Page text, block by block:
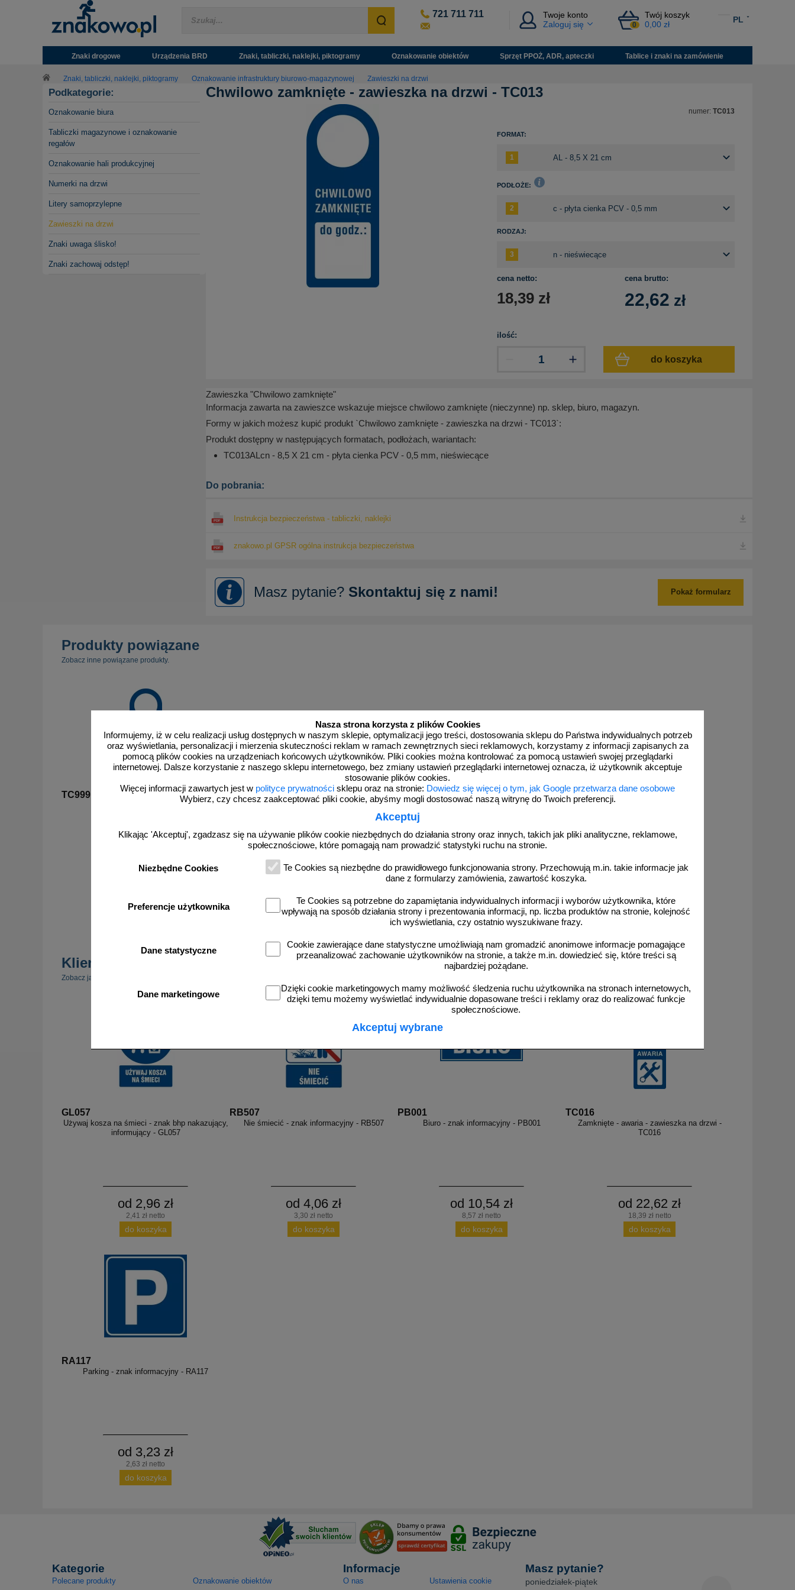
Nasza strona korzysta z plików Cookies
Informujemy, iż w celu realizacji usług dostępnych w naszym sklepie, optymalizacji jego treści, dostosowania sklepu do Państwa indywidualnych potrzeb
oraz wyświetlania, personalizacji i mierzenia skuteczności reklam w ramach zewnętrznych sieci reklamowych, korzystamy z informacji zapisanych za
pomocą plików cookies na urządzeniach końcowych użytkowników. Pliki cookies można kontrolować za pomocą ustawień swojej przeglądarki
internetowej. Dalsze korzystanie z naszego sklepu internetowego, bez zmiany ustawień przeglądarki internetowej oznacza, iż użytkownik akceptuje
stosowanie plików cookies.
Więcej informacji zawartych jest w polityce prywatności sklepu oraz na stronie: Dowiedz się więcej o tym, jak Google przetwarza dane osobowe
Wybierz, czy chcesz zaakceptować pliki cookie, abyśmy mogli dostosować naszą witrynę do Twoich preferencji.
Akceptuj
Klikając 'Akceptuj', zgadzasz się na używanie plików cookie niezbędnych do działania strony oraz innych, takich jak pliki analityczne, reklamowe,
społecznościowe, które pomagają nam prowadzić statystyki ruchu na stronie.
Niezbędne Cookies
Te Cookies są niezbędne do prawidłowego funkcjonowania strony. Przechowują m.in. takie informacje jak
dane z formularzy zamówienia, zawartość koszyka.
Preferencje użytkownika
Te Cookies są potrzebne do zapamiętania indywidualnych informacji i wyborów użytkownika, które
wpływają na sposób działania strony i prezentowania informacji, np. liczba produktów na stronie, kolejność
ich wyświetlania, czy ostatnio wyszukiwane frazy.
Dane statystyczne
Cookie zawierające dane statystyczne umożliwiają nam gromadzić anonimowe informacje pomagające
przeanalizować zachowanie użytkowników na stronie, a także m.in. dowiedzieć się, które treści są
najbardziej pożądane.
Dane marketingowe
Dzięki cookie marketingowych mamy możliwość śledzenia ruchu użytkownika na stronach internetowych,
dzięki temu możemy wyświetlać indywidualnie dopasowane treści i reklamy oraz do realizować funkcje
społecznościowe.
Akceptuj wybrane
721 711 711
Twoje konto
Zaloguj się
Twój koszyk
0 0,00 zł
PL
Znaki drogowe Urządzenia BRD Znaki, tabliczki, naklejki, piktogramy Oznakowanie obiektów Sprzęt PPOŻ, ADR, apteczki Tablice i znaki na zamówienie
Znaki, tabliczki, naklejki, piktogramy Oznakowanie infrastruktury biurowo-magazynowej Zawieszki na drzwi
Podkategorie:
Oznakowanie biura
Tabliczki magazynowe i oznakowanie
regałów
Oznakowanie hali produkcyjnej
Numerki na drzwi
Litery samoprzylepne
Zawieszki na drzwi
Znaki uwaga ślisko!
Znaki zachowaj odstęp!
Chwilowo zamknięte - zawieszka na drzwi - TC013
numer: TC013
FORMAT:
PODŁOŻE:
RODZAJ:
cena netto:
18,39 zł
cena brutto:
22,62 zł
ilość:
do koszyka
Zawieszka "Chwilowo zamknięte"
Informacja zawarta na zawieszce wskazuje miejsce chwilowo zamknięte (nieczynne) np. sklep, biuro, magazyn.
Formy w jakich możesz kupić produkt `Chwilowo zamknięte - zawieszka na drzwi - TC013`:
Produkt dostępny w następujących formatach, podłożach, wariantach:
TC013ALcn - 8,5 X 21 cm - płyta cienka PCV - 0,5 mm, nieświecące
Do pobrania:
Instrukcja bezpieczeństwa - tabliczki, naklejki
znakowo.pl GPSR ogólna instrukcja bezpieczeństwa
Masz pytanie? Skontaktuj się z nami! Pokaż formularz
Produkty powiązane
Zobacz inne powiązane produkty.
TC999
Zamów własny wzór - TC999
zobacz
Klienci kupili również
Zobacz jakie inne produkty cieszyły się zainteresowaniem naszych klientów. Pamiętaj, że kupując kilka produktów jednocześnie możesz oszczędzić na kosztach transportu.
GL057
Używaj kosza na śmieci - znak bhp nakazujący,
informujący - GL057
od 2,96 zł
2,41 zł netto
do koszyka
RB507
Nie śmiecić - znak informacyjny - RB507
od 4,06 zł
3,30 zł netto
do koszyka
PB001
Biuro - znak informacyjny - PB001
od 10,54 zł
8,57 zł netto
do koszyka
TC016
Zamknięte - awaria - zawieszka na drzwi -
TC016
od 22,62 zł
18,39 zł netto
do koszyka
RA117
Parking - znak informacyjny - RA117
od 3,23 zł
2,63 zł netto
do koszyka
Kategorie
Polecane produkty Oznakowanie obiektów
Informacje
O nas Ustawienia cookie
Masz pytanie?
poniedziałek-piątek